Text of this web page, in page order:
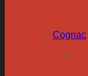
Cognac